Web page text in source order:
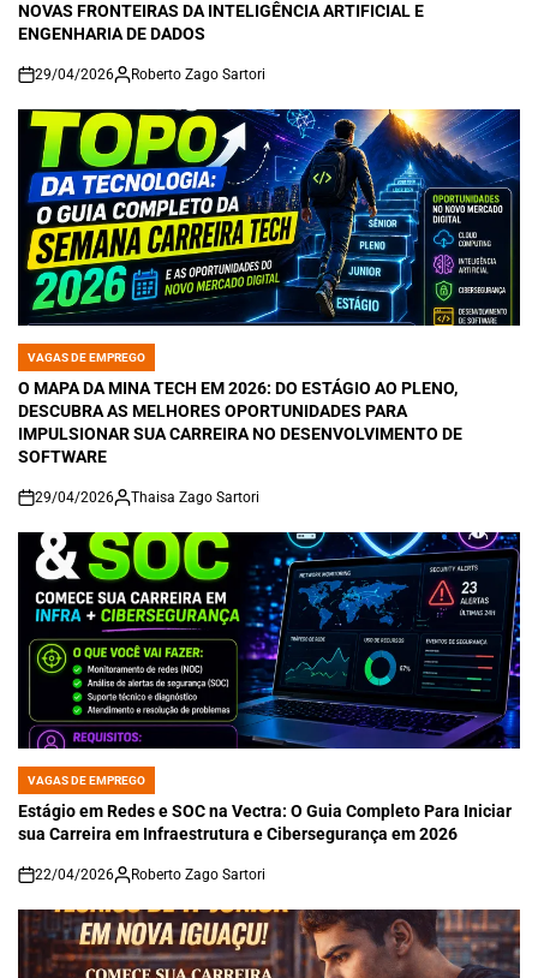
NOVAS FRONTEIRAS DA INTELIGÊNCIA ARTIFICIAL E
ENGENHARIA DE DADOS
on
29/04/2026 Roberto Zago Sartori
POSTED
IN
VAGAS DE EMPREGO
O MAPA DA MINA TECH EM 2026: DO ESTÁGIO AO PLENO,
DESCUBRA AS MELHORES OPORTUNIDADES PARA
IMPULSIONAR SUA CARREIRA NO DESENVOLVIMENTO DE
SOFTWARE
on
29/04/2026 Thaisa Zago Sartori
POSTED
IN
VAGAS DE EMPREGO
Estágio em Redes e SOC na Vectra: O Guia Completo Para Iniciar
sua Carreira em Infraestrutura e Cibersegurança em 2026
on
22/04/2026 Roberto Zago Sartori